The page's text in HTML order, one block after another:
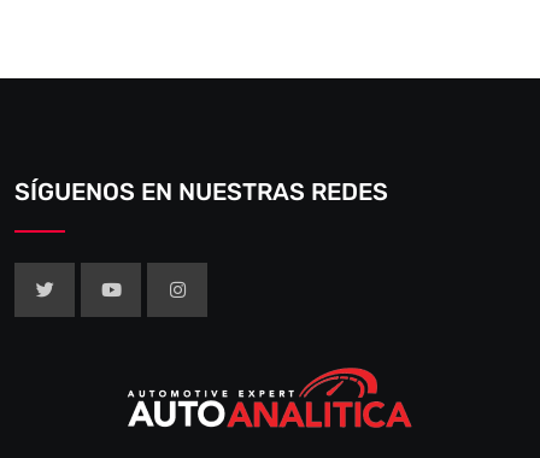
SÍGUENOS EN NUESTRAS REDES